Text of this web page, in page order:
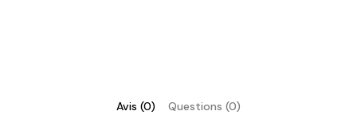
Avis (0) Questions (0)